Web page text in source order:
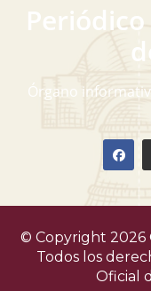
Órgano
© Copyright 2026
Todos los
Oficial